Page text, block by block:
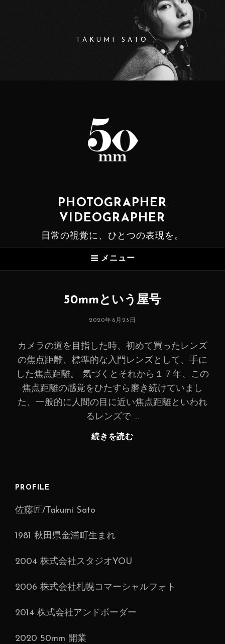
TAKUMI SATO
PHOTOGRAPHER
VIDEOGRAPHER
日常の視覚に、ひとつの表現を。
メニュー
50mmという屋号
投
2020年6月23日
カメラの道を目指した時、初めて買ったレンズ
の焦点距離、標準的な入門レンズとして、手に
した焦点距離。 気づくとそれから１７年、この
焦点距離の感覚をひたすら磨き続けていまし
た、一般的に人間の目に近い焦点距離といわれ
るレンズで …
続きを読む
PROFILE
佐藤匠/Takumi Sato
1981 秋田県金浦町生まれ
2004 株式会社スタジオYOU
2006 株式会社札幌コマーシャルフォト
2014 株式会社アンドボーダー
2020 50mm 開業